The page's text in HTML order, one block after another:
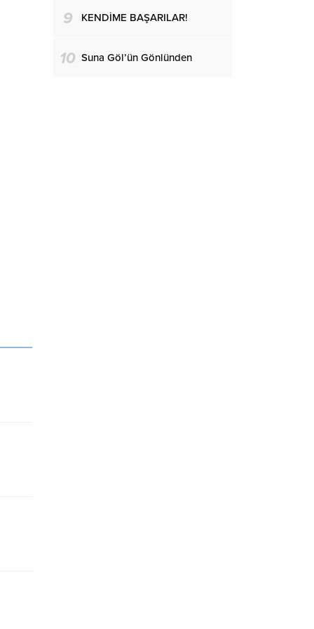
9 KENDİME BAŞARILAR!
10 Suna Göl’ün Gönlünden